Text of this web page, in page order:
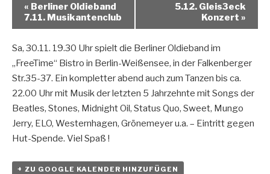
« Berliner Oldieband
7.11. Musikantenclub
5.12. Gleis3eck
Konzert »
Sa, 30.11. 19.30 Uhr spielt die Berliner Oldieband im
„FreeTime“ Bistro in Berlin-Weißensee, in der Falkenberger
Str.35-37. Ein kompletter abend auch zum Tanzen bis ca.
22.00 Uhr mit Musik der letzten 5 Jahrzehnte mit Songs der
Beatles, Stones, Midnight Oil, Status Quo, Sweet, Mungo
Jerry, ELO, Westernhagen, Grönemeyer u.a. – Eintritt gegen
Hut-Spende. Viel Spaß !
+ ZU GOOGLE KALENDER HINZUFÜGEN